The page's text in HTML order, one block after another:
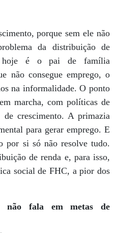
porque sem ele não
da distribuição de
hoje é o pai de família
não consegue emprego, o
na informalidade. O ponto
marcha, com políticas de
de crescimento. A primazia
para gerar emprego. E
por si só não resolve tudo.
de renda e, para isso,
social de FHC, a pior dos
não fala em metas de